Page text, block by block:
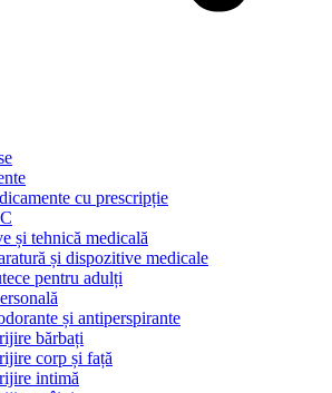
cu prescripție
și tehnică medicală
și dispozitive medicale
pentru adulți
și antiperspirante
bărbați
corp și față
intimă